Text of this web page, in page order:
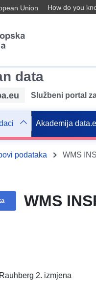
Union How do you
data
Službeni portal
Akademija
podataka WMS
WMS
2. izmjena